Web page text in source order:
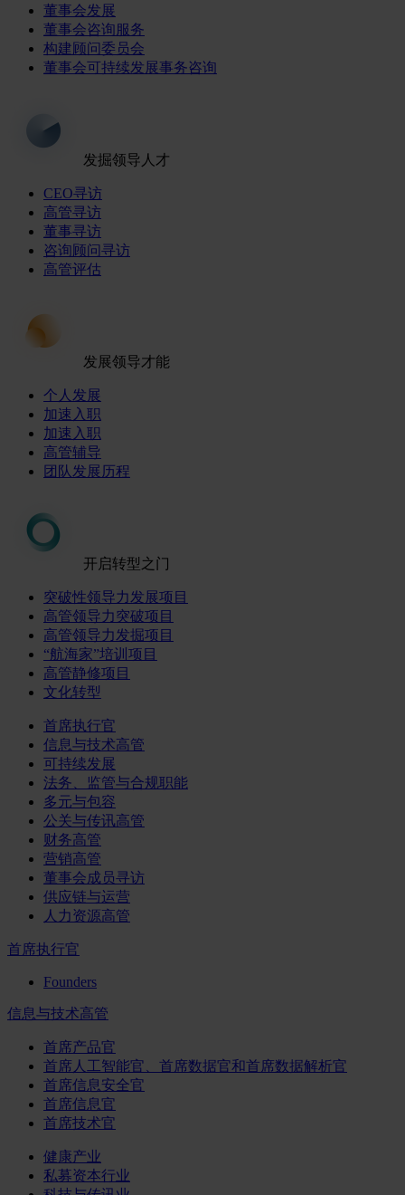
董事会发展
董事会咨询服务
构建顾问委员会
董事会可持续发展事务咨询
发掘领导人才
CEO寻访
高管寻访
董事寻访
咨询顾问寻访
高管评估
发展领导才能
个人发展
加速入职
加速入职
高管辅导
团队发展历程
开启转型之门
突破性领导力发展项目
高管领导力突破项目
高管领导力发掘项目
“航海家”培训项目
高管静修项目
文化转型
首席执行官
信息与技术高管
可持续发展
法务、监管与合规职能
多元与包容
公关与传讯高管
财务高管
营销高管
董事会成员寻访
供应链与运营
人力资源高管
首席执行官
Founders
信息与技术高管
首席产品官
首席人工智能官、首席数据官和首席数据解析官
首席信息安全官
首席信息官
首席技术官
健康产业
私募资本行业